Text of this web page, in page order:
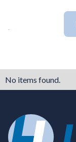
No items found.